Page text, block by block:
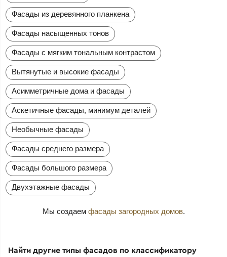
Фасады из деревянного планкена
Фасады насыщенных тонов
Фасады с мягким тональным контрастом
Вытянутые и высокие фасады
Асимметричные дома и фасады
Аскетичные фасады, минимум деталей
Необычные фасады
Фасады среднего размера
Фасады большого размера
Двухэтажные фасады
Мы создаем фасады загородных домов.
Найти другие типы фасадов по классификатору